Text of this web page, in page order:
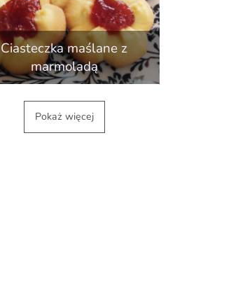
Ciasteczka maślane z
marmoladą
Pokaż więcej